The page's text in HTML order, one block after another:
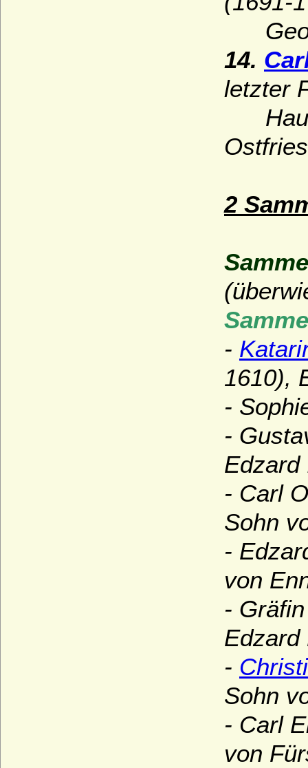
14.
letzter
2
-
1610),
-
-
Edzard
- Carl
Sohn
-
von
-
Edzard
-
Sohn
- Carl
von